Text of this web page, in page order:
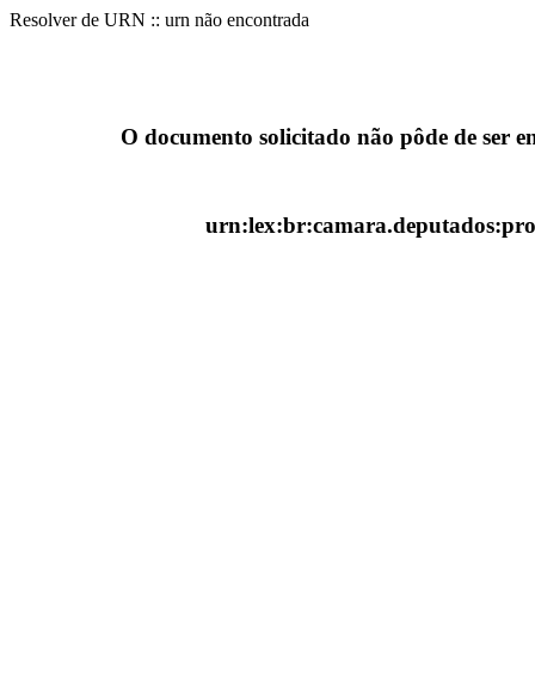
Resolver de URN :: urn não encontrada
O documento solicitado não pôde de ser